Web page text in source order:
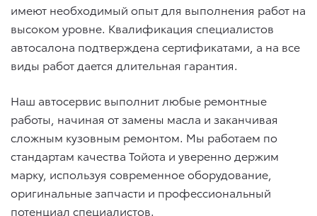
имеют необходимый опыт для выполнения работ на
высоком уровне. Квалификация специалистов
автосалона подтверждена сертификатами, а на все
виды работ дается длительная гарантия.
Наш автосервис выполнит любые ремонтные
работы, начиная от замены масла и заканчивая
сложным кузовным ремонтом. Мы работаем по
стандартам качества Тойота и уверенно держим
марку, используя современное оборудование,
оригинальные запчасти и профессиональный
потенциал специалистов.